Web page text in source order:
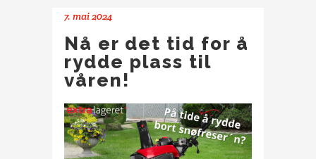
7. mai 2024
Nå er det tid for å
rydde plass til
våren!